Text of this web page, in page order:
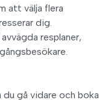
att välja flera
dig.
resplaner,
du gå vidare och boka